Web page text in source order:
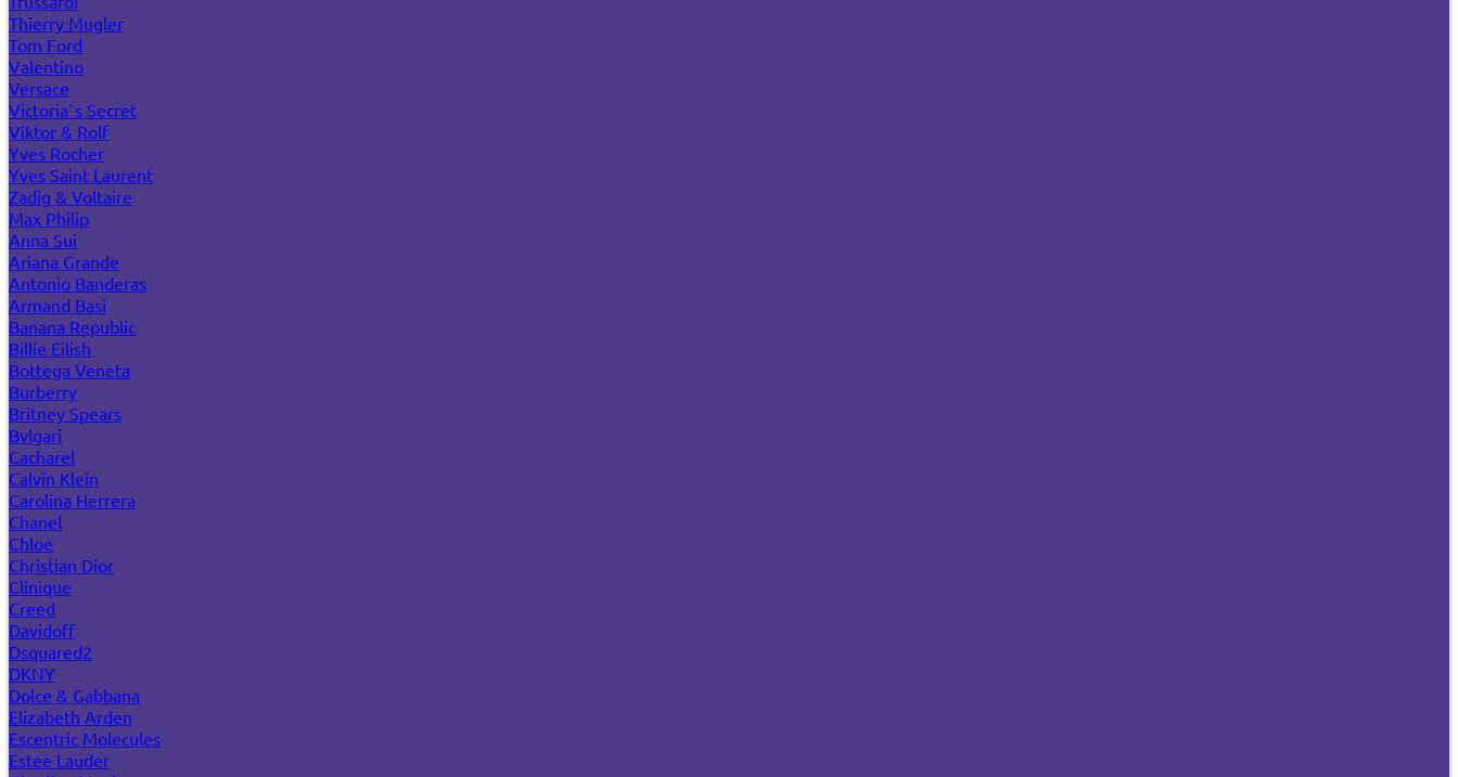
Thierry Mugler
Tom Ford
Valentino
Versace
Victoria`s Secret
Viktor & Rolf
Yves Rocher
Yves Saint Laurent
Zadig & Voltaire
Max Philip
Anna Sui
Ariana Grande
Antonio Banderas
Armand Basi
Banana Republic
Billie Eilish
Bottega Veneta
Burberry
Britney Spears
Bvlgari
Cacharel
Calvin Klein
Carolina Herrera
Chanel
Chloe
Christian Dior
Clinique
Creed
Davidoff
Dsquared2
DKNY
Dolce & Gabbana
Elizabeth Arden
Escentric Molecules
Estee Lauder